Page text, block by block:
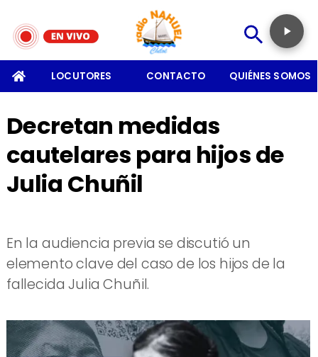
LOCUTORES CONTACTO QUIÉNES SOMOS
Decretan medidas
cautelares para hijos de
Julia Chuñil
En la audiencia previa se discutió un
elemento clave del caso de los hijos de la
fallecida Julia Chuñil.